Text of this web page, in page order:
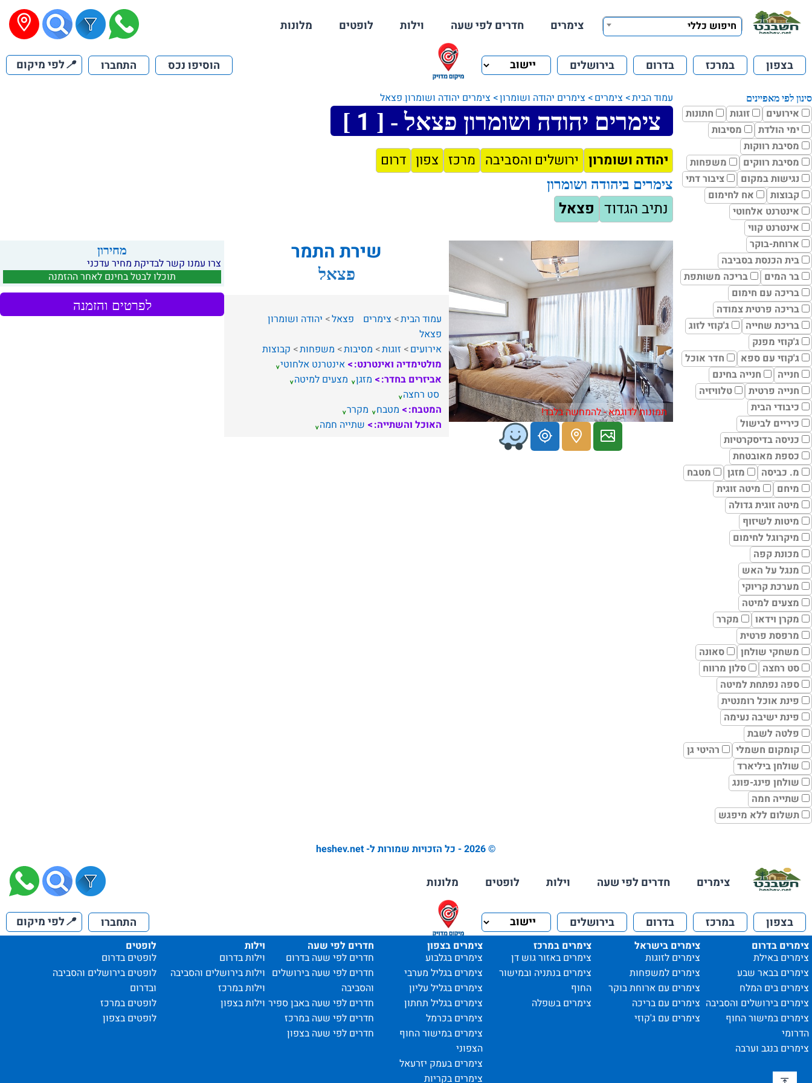
חיפוש כללי צימרים חדרים לפי שעה וילות לופטים מלונות
בצפון במרכז בדרום בירושלים הוסיפו נכס התחברו 📍לפי מיקום
סינון לפי מאפיינים
אירועים זוגות
חתונות
ימי הולדת
מסיבות
מסיבת רווקות
מסיבת רווקים
משפחות
נגישות במקום
ציבור דתי
קבוצות
אח לחימום
אינטרנט אלחוטי
אינטרנט קווי
ארוחת-בוקר
בית הכנסת בסביבה
בר המים
בריכה משותפת
בריכה עם חימום
בריכה פרטית צמודה
בריכת שחייה
ג'קוזי לזוג
ג'קוזי מפנק
ג'קוזי עם ספא
חדר אוכל
חנייה
חנייה בחינם
חנייה פרטית
טלוויזיה
כיבודי הבית
כיריים לבישול
כניסה בדיסקרטיות
כספת מאובטחת
מ. כביסה
מזגן
מטבח
מיחם
מיטה זוגית
מיטה זוגית גדולה
מיטות לשיזוף
מיקרוגל לחימום
מכונת קפה
מנגל על האש
מערכת קריוקי
מצעים למיטה
מקרן וידאו
מקרר
מרפסת פרטית
משחקי שולחן
סאונה
סט רחצה
סלון מרווח
ספה נפתחת למיטה
פינת אוכל רומנטית
פינת ישיבה נעימה
פלטה לשבת
קומקום חשמלי
רהיטי גן
שולחן ביליארד
שולחן פינג-פונג
שתייה חמה
תשלום ללא מיפגש
עמוד הבית צימרים צימרים יהודה ושומרון צימרים יהודה ושומרון פצאל
צימרים יהודה ושומרון פצאל - [ 1
]
יהודה ושומרון ירושלים והסביבה מרכז צפון דרום
צימרים ביהודה ושומרון
נתיב הגדוד פצאל
תמונות לדוגמא - להמחשה בלבד!
שירת התמר
פצאל
עמוד הבית צימרים פצאל
יהודה ושומרון
פצאל
אירועים
זוגות מסיבות משפחות
קבוצות
מולטימדיה ואינטרנט:
אינטרנט אלחוטי
אביזרים בחדר:
מזגן מצעים למיטה
סט רחצה
המטבח:
מטבח
מקרר
האוכל והשתייה:
שתייה חמה
מחירון
צרו עמנו קשר לבדיקת מחיר עדכני
תוכלו לבטל בחינם לאחר ההזמנה
לפרטים והזמנה
© 2026 - כל הזכויות שמורות ל- heshev.net
צימרים חדרים לפי שעה וילות לופטים מלונות
בצפון במרכז בדרום בירושלים התחברו 📍לפי מיקום
צימרים בדרום
צימרים באילת
צימרים בבאר שבע
צימרים בים המלח
צימרים בירושלים והסביבה
צימרים במישור החוף
הדרומי
צימרים בנגב וערבה
צימרים בישראל
צימרים לזוגות
צימרים למשפחות
צימרים עם ארוחת בוקר
צימרים עם בריכה
צימרים עם ג'קוזי
צימרים במרכז
צימרים באזור גוש דן
צימרים בנתניה ובמישור
החוף
צימרים בשפלה
צימרים בצפון
צימרים בגלבוע
צימרים בגליל מערבי
צימרים בגליל עליון
צימרים בגליל תחתון
צימרים בכרמל
צימרים במישור החוף
הצפוני
צימרים בעמק יזרעאל
צימרים בקריות
חדרים לפי שעה
חדרים לפי שעה בדרום
חדרים לפי שעה בירושלים
והסביבה
חדרים לפי שעה באבן ספיר
חדרים לפי שעה במרכז
חדרים לפי שעה בצפון
וילות
וילות בדרום
וילות בירושלים והסביבה
וילות במרכז
וילות בצפון
לופטים
לופטים בדרום
לופטים בירושלים והסביבה
ובדרום
לופטים במרכז
לופטים בצפון